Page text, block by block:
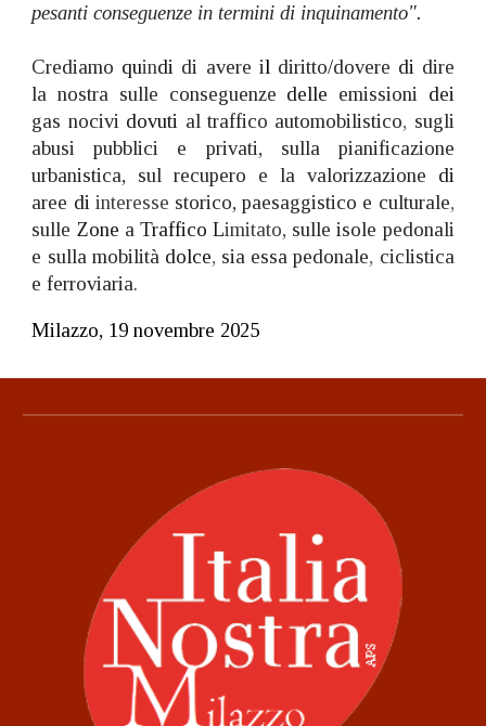
pesanti conseguenze in termini di inquinamento".
Crediamo quindi di avere il diritto/dovere di dire
la nostra sulle conseguenze delle emissioni dei
gas nocivi dovuti al traffico automobilistico, sugli
abusi pubblici e privati, sulla pianificazione
urbanistica, sul recupero e la valorizzazione di
aree di interesse storico, paesaggistico e culturale,
sulle Zone a Traffico Limitato, sulle isole pedonali
e sulla mobilità dolce, sia essa pedonale, ciclistica
e ferroviaria.
Milazzo, 19 novembre 2025